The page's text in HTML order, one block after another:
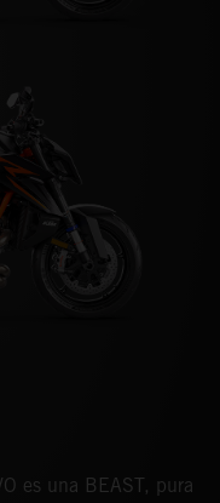
es una BEAST, pura